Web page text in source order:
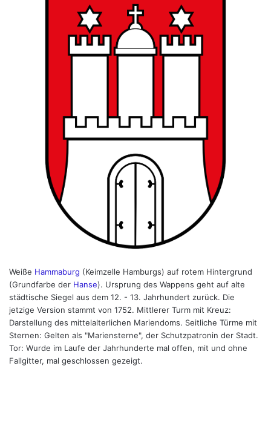
Weiße Hammaburg (Keimzelle Hamburgs) auf rotem Hintergrund
(Grundfarbe der Hanse). Ursprung des Wappens geht auf alte
städtische Siegel aus dem 12. - 13. Jahrhundert zurück. Die
jetzige Version stammt von 1752. Mittlerer Turm mit Kreuz:
Darstellung des mittelalterlichen Mariendoms. Seitliche Türme mit
Sternen: Gelten als "Mariensterne", der Schutzpatronin der Stadt.
Tor: Wurde im Laufe der Jahrhunderte mal offen, mit und ohne
Fallgitter, mal geschlossen gezeigt.